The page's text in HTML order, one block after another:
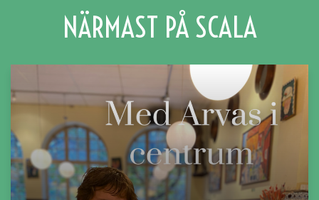
NÄRMAST PÅ SCALA